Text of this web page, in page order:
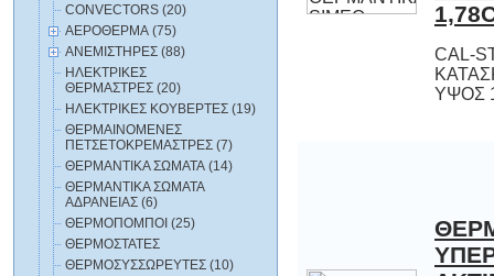
CONVECTORS (20)
ΑΕΡΟΘΕΡΜΑ (75)
ΑΝΕΜΙΣΤΗΡΕΣ (88)
ΗΛΕΚΤΡΙΚΕΣ
ΘΕΡΜΑΣΤΡΕΣ (20)
ΗΛΕΚΤΡΙΚΕΣ ΚΟΥΒΕΡΤΕΣ (19)
ΘΕΡΜΑΙΝΟΜΕΝΕΣ
ΠΕΤΣΕΤΟΚΡΕΜΑΣΤΡΕΣ (7)
ΘΕΡΜΑΝΤΙΚΑ ΣΩΜΑΤΑ (14)
ΘΕΡΜΑΝΤΙΚΑ ΣΩΜΑΤΑ
ΑΔΡΑΝΕΙΑΣ (6)
ΘΕΡΜΟΠΟΜΠΟΙ (25)
ΘΕΡΜΟΣΤΑΤΕΣ
ΘΕΡΜΟΣΥΣΣΩΡΕΥΤΕΣ (10)
CAL-
ΥΨΟΣ